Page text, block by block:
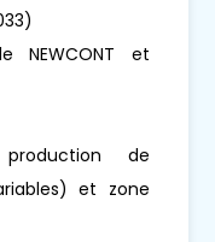
NEWCONT et
de
et zone